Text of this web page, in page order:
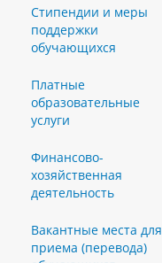
Стипендии и меры
поддержки
обучающихся
Платные
образовательные
услуги
Финансово-
хозяйственная
деятельность
Вакантные места для
приема (перевода)